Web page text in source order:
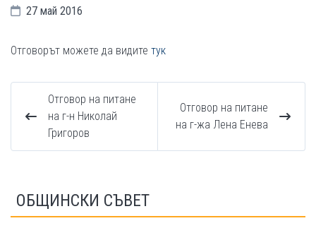
27 май 2016
Отговорът можете да видите тук
Отговор на питане
на г-н Николай
Григоров
Отговор на питане
на г-жа Лена Енева
ОБЩИНСКИ СЪВЕТ